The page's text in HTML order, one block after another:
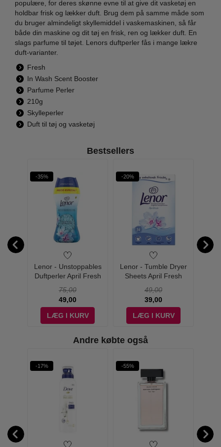
populære, for deres skønne evne til at give dit vasketøj en
holdbar frisk og lækker duft. Brug dem på samme måde som
du bruger almindeligt skyllemiddel i vaskemaskinen, så får
både din maskine og dit tøj en frisk, ren og lækker duft. En
slags parfume til tøjet. Lenors duftperler fås i mange lækre
duft-varianter.
Fresh
In Wash Scent Booster
Parfume Perler
210g
Skylleperler
Duft til tøj og vasketøj
Bestsellers
-35%
Lenor - Unstoppables
Duftperler April Fresh
75,00
49,00
LÆG I KURV
-20%
Lenor - Tumble Dryer
Sheets April Fresh
49,00
39,00
LÆG I KURV
Andre købte også
-17% -55%